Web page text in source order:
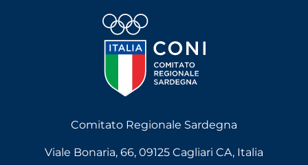
Comitato Regionale Sardegna
Viale Bonaria, 66, 09125 Cagliari CA, Italia